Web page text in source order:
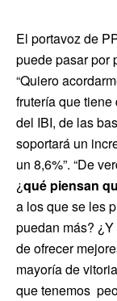
El portavoz de
puede pasar por
“Quiero
frutería que tiene
del IBI, de las
soportará un
un 8,6%”. “De
¿qué piensan
a los que se les
puedan más?
de ofrecer
mayoría de
que tenemos